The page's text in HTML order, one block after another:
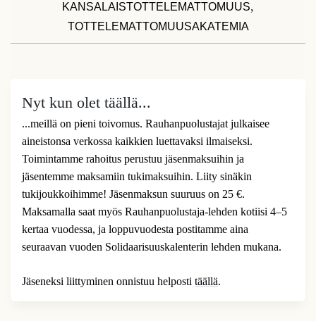
KANSALAISTOTTELEMATTOMUUS,
TOTTELEMATTOMUUSAKATEMIA
Nyt kun olet täällä...
...meillä on pieni toivomus. Rauhanpuolustajat julkaisee
aineistonsa verkossa kaikkien luettavaksi ilmaiseksi.
Toimintamme rahoitus perustuu jäsenmaksuihin ja
jäsentemme maksamiin tukimaksuihin. Liity sinäkin
tukijoukkoihimme! Jäsenmaksun suuruus on 25 €.
Maksamalla saat myös Rauhanpuolustaja-lehden kotiisi 4–5
kertaa vuodessa, ja loppuvuodesta postitamme aina
seuraavan vuoden Solidaarisuuskalenterin lehden mukana.
Jäseneksi liittyminen onnistuu helposti täällä.